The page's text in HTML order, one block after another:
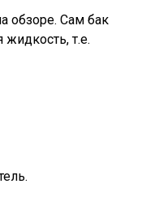
обзоре. Сам бак
жидкость, т.е.